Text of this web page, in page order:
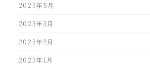
2023年5月
2023年3月
2023年2月
2023年1月